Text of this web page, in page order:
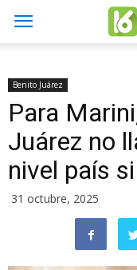
Benito Juárez
Para
Juárez no
nivel país si
31 octubre, 2025